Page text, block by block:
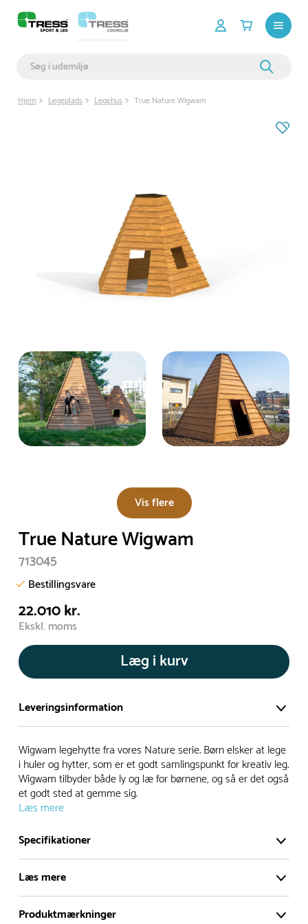
Hjem Legeplads Legehus True Nature Wigwam
Vis flere
True Nature Wigwam
713045
Bestillingsvare
22.010 kr.
Ekskl. moms
Læg i kurv
Leveringsinformation
Vi har et stort og effektivt lager på ca. 6.000 kvadratmeter
med mere end 5.000 forskellige produkter på hylderne til
omgående levering.
- Leveringstiden på lagervarer er i Danmark normalt 1-3
hverdage
- Leveringstiden på specialvarer og bestillingsvarer oplyses
ved bestilling
mail eller telefon med information om forventet
Wigwam legehytte fra vores Nature serie. Børn elsker at lege
i huler og hytter, som er et godt samlingspunkt for kreativ leg.
Wigwam tilbyder både ly og læ for børnene, og så er det også
et godt sted at gemme sig.
Læs mere
Specifikationer
Læs mere
Produktmærkninger